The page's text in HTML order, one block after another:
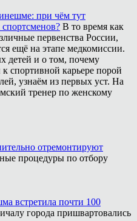
при чём тут
В то время как
первенства России,
ещё на этапе медкомиссии.
детей и о том, почему
спортивной карьере порой
узнаём из первых уст. На
тренер по женскому
отремонтируют
процедуры по отбору
встретила почти 100
города пришвартовались